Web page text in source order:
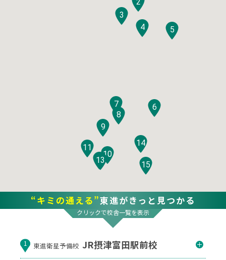
3
4
5
6
7
8
9
10
11
12
13
14
15
“キミの通える”東進がきっと見つかる
クリックで校舎一覧を表示
1 東進衛星予備校 JR摂津富田駅前校